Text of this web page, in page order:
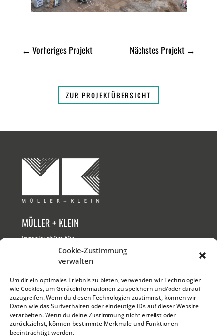
Cookie-Zustimmung
verwalten
Um dir ein optimales Erlebnis zu bieten, verwenden wir Technologien
wie Cookies, um Geräteinformationen zu speichern und/oder darauf
zuzugreifen. Wenn du diesen Technologien zustimmst, können wir
Daten wie das Surfverhalten oder eindeutige IDs auf dieser Website
verarbeiten. Wenn du deine Zustimmung nicht erteilst oder
zurückziehst, können bestimmte Merkmale und Funktionen
beeinträchtigt werden.
← Vorheriges Projekt Nächstes Projekt →
ZUR PROJEKTÜBERSICHT
MÜLLER + KLEIN
Ingenieurbüro für
Bauwesen GmbH
T +49 761 611 00 0
Minfo@muk-fr.de
RECHTLICHES